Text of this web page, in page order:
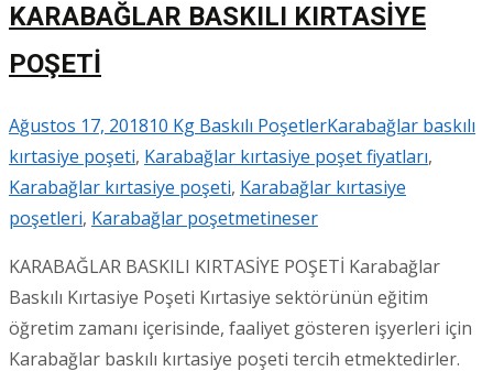
KARABAĞLAR BASKILI KIRTASİYE
POŞETİ
Ağustos 17, 201810 Kg Baskılı PoşetlerKarabağlar baskılı
kırtasiye poşeti, Karabağlar kırtasiye poşet fiyatları,
Karabağlar kırtasiye poşeti, Karabağlar kırtasiye
poşetleri, Karabağlar poşetmetineser
KARABAĞLAR BASKILI KIRTASİYE POŞETİ Karabağlar
Baskılı Kırtasiye Poşeti Kırtasiye sektörünün eğitim
öğretim zamanı içerisinde, faaliyet gösteren işyerleri için
Karabağlar baskılı kırtasiye poşeti tercih etmektedirler.